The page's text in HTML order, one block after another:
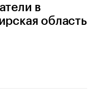
в
область